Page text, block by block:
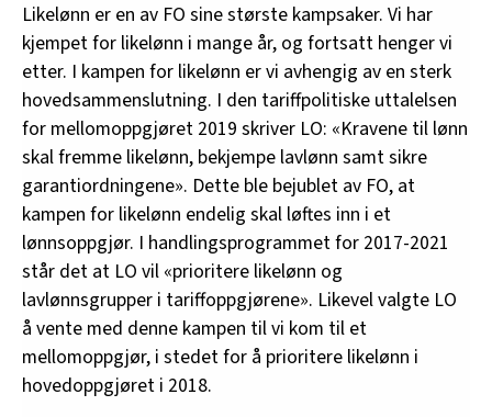
Likelønn er en av FO sine største kampsaker. Vi har
kjempet for likelønn i mange år, og fortsatt henger vi
etter. I kampen for likelønn er vi avhengig av en sterk
hovedsammenslutning. I den tariffpolitiske uttalelsen
for mellomoppgjøret 2019 skriver LO: «Kravene til lønn
skal fremme likelønn, bekjempe lavlønn samt sikre
garantiordningene». Dette ble bejublet av FO, at
kampen for likelønn endelig skal løftes inn i et
lønnsoppgjør. I handlingsprogrammet for 2017-2021
står det at LO vil «prioritere likelønn og
lavlønnsgrupper i tariffoppgjørene». Likevel valgte LO
å vente med denne kampen til vi kom til et
mellomoppgjør, i stedet for å prioritere likelønn i
hovedoppgjøret i 2018.